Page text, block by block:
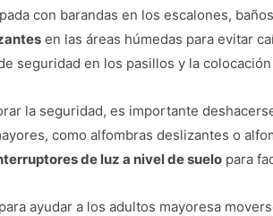
con barandas en los escalones,
en las áreas húmedas para evitar
seguridad en los pasillos y la
la seguridad, es importante
como alfombras deslizantes o
de luz a nivel de suelo para
ayudar a los adultos mayoresa